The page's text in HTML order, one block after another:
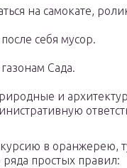
на самокате,
себя мусор.
Сада.
и
в оранжерею,
простых правил: